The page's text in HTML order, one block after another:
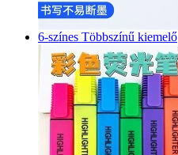
6-színes Többszínű kiemelő